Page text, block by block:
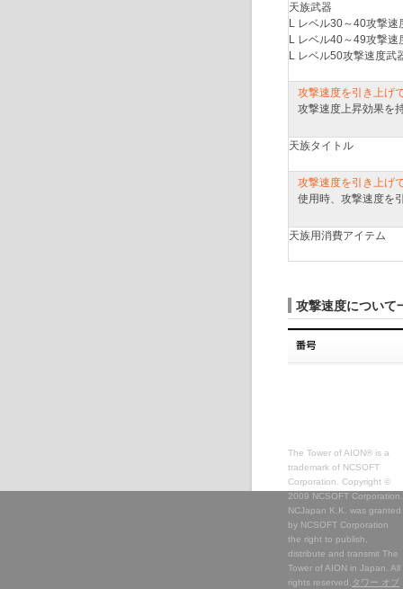
天族武器
L レベル30～40攻撃速
L レベル40～49攻撃速
L レベル50攻撃速度武
攻撃速度を引き上げ
攻撃速度上昇効果を
天族タイトル
攻撃速度を引き上げ
使用時、攻撃速度を
天族用消費アイテム
攻撃速度について
The Tower of AION® is a
trademark of NCSOFT
Corporation. Copyright ©
2009 NCSOFT Corporation.
NCJapan K.K. was granted
by NCSOFT Corporation
the right to publish,
distribute and transmit The
Tower of AION in Japan. All
rights reserved. タワー オブ